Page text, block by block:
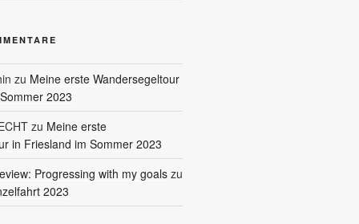
zu Meine erste Wandersegeltour
2023
zu Meine erste
in Friesland im Sommer 2023
Progressing with my goalszu
2023